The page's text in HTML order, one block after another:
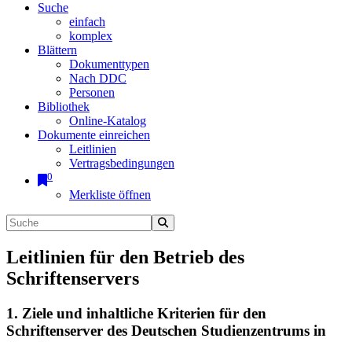
Suche
einfach
komplex
Blättern
Dokumenttypen
Nach DDC
Personen
Bibliothek
Online-Katalog
Dokumente einreichen
Leitlinien
Vertragsbedingungen
0
Merkliste öffnen
Leitlinien für den Betrieb des
Schriftenservers
1. Ziele und inhaltliche Kriterien für den
Schriftenserver des Deutschen Studienzentrums in